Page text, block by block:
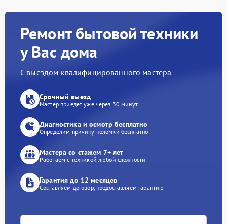
Ремонт бытовой техники
у Вас дома
С выездом квалифицированного мастера
Срочный выезд
Мастер приедет уже через 30 минут
Диагностика и осмотр бесплатно
Определим причину поломки бесплатно
Мастера со стажем 7+ лет
Работаем с техникой любой сложности
Гарантия до 12 месяцев
Составляем договор, предоставляем гарантию